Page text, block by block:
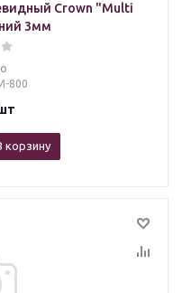
Crown "Multi
3мм
800
корзину